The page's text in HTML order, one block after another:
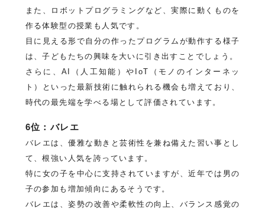
また、ロボットプログラミングなど、実際に動くものを
作る体験型の授業も人気です。
目に見える形で自分の作ったプログラムが動作する様子
は、子どもたちの興味を大いに引き出すことでしょう。
さらに、AI（人工知能）やIoT（モノのインターネッ
ト）といった最新技術に触れられる機会も増えており、
時代の最先端を学べる場として評価されています。
6位：バレエ
バレエは、優雅な動きと芸術性を兼ね備えた習い事とし
て、根強い人気を誇っています。
特に女の子を中心に支持されていますが、近年では男の
子の参加も増加傾向にあるそうです。
バレエは、姿勢の改善や柔軟性の向上、バランス感覚の